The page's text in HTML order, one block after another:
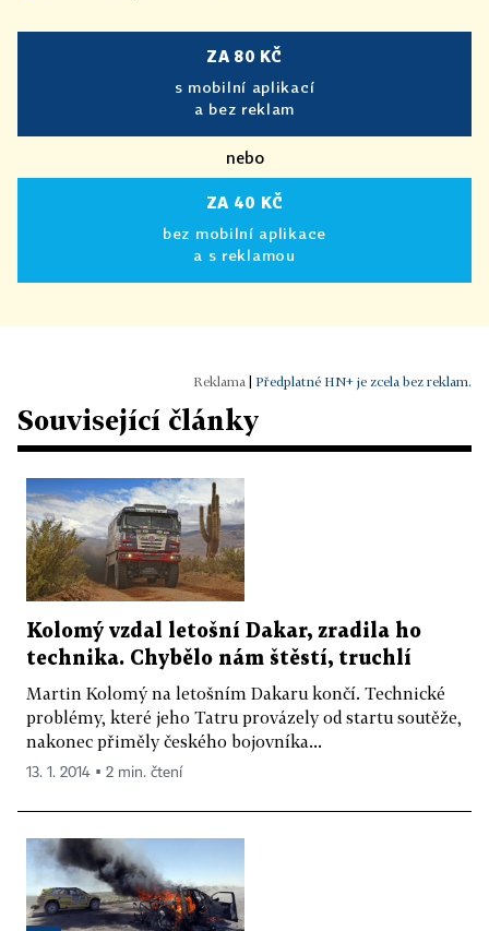
ZA 80 KČ
s mobilní aplikací
a bez reklam
nebo
ZA 40 KČ
bez mobilní aplikace
a s reklamou
Předplatné HN+ je zcela bez reklam.
Související články
Kolomý vzdal letošní Dakar, zradila ho
technika. Chybělo nám štěstí, truchlí
Martin Kolomý na letošním Dakaru končí. Technické
problémy, které jeho Tatru provázely od startu soutěže,
nakonec přiměly českého bojovníka...
13. 1. 2014 ▪ 2 min. čtení